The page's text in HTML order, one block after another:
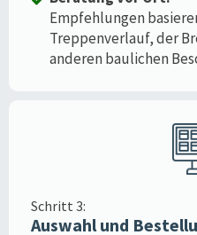
Empfehlungen
Treppenverlauf, der
anderen baulichen
Schritt 3:
Auswahl und